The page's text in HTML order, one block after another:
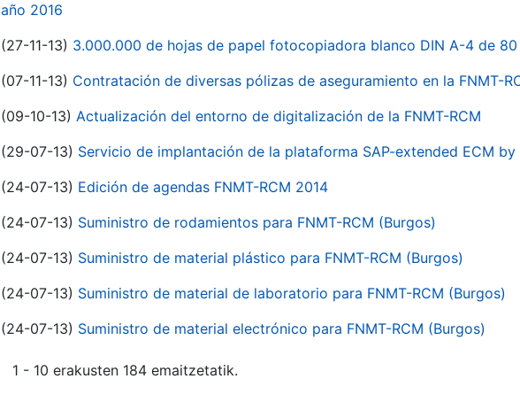
año 2016
(27-11-13) 3.000.000 de hojas de papel fotocopiadora blanco DIN A-4 de 80
(07-11-13) Contratación de diversas pólizas de aseguramiento en la FNMT-
(09-10-13) Actualización del entorno de digitalización de la FNMT-RCM
(29-07-13) Servicio de implantación de la plataforma SAP-extended ECM by
(24-07-13) Edición de agendas FNMT-RCM 2014
(24-07-13) Suministro de rodamientos para FNMT-RCM (Burgos)
(24-07-13) Suministro de material plástico para FNMT-RCM (Burgos)
(24-07-13) Suministro de material de laboratorio para FNMT-RCM (Burgos)
(24-07-13) Suministro de material electrónico para FNMT-RCM (Burgos)
1 - 10 erakusten 184 emaitzetatik.